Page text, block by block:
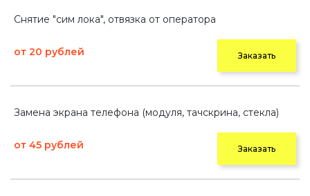
Снятие "сим лока", отвязка от оператора
от 20 рублей Заказать
Замена экрана телефона (модуля, тачскрина, стекла)
от 45 рублей Заказать